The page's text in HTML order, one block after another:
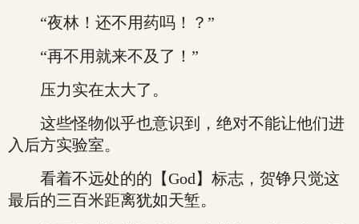
“夜林！还不用药吗！？”
“再不用就来不及了！”
压力实在太大了。
这些怪物似乎也意识到，绝对不能让他们进
入后方实验室。
看着不远处的的【God】标志，贺铮只觉这
最后的三百米距离犹如天堑。